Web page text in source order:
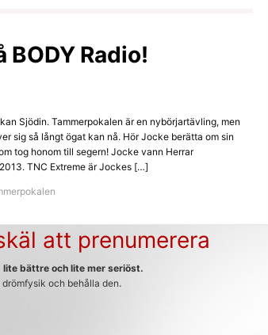
Radio!
Sjödin. Tammerpokalen är en nybörjartävling, men
sig så långt ögat kan nå. Hör Jocke berätta om sin
tog honom till segern! Jocke vann Herrar
TNC Extreme är Jockes […]
att prenumerera
lite bättre och lite mer seriöst.
och behålla den.